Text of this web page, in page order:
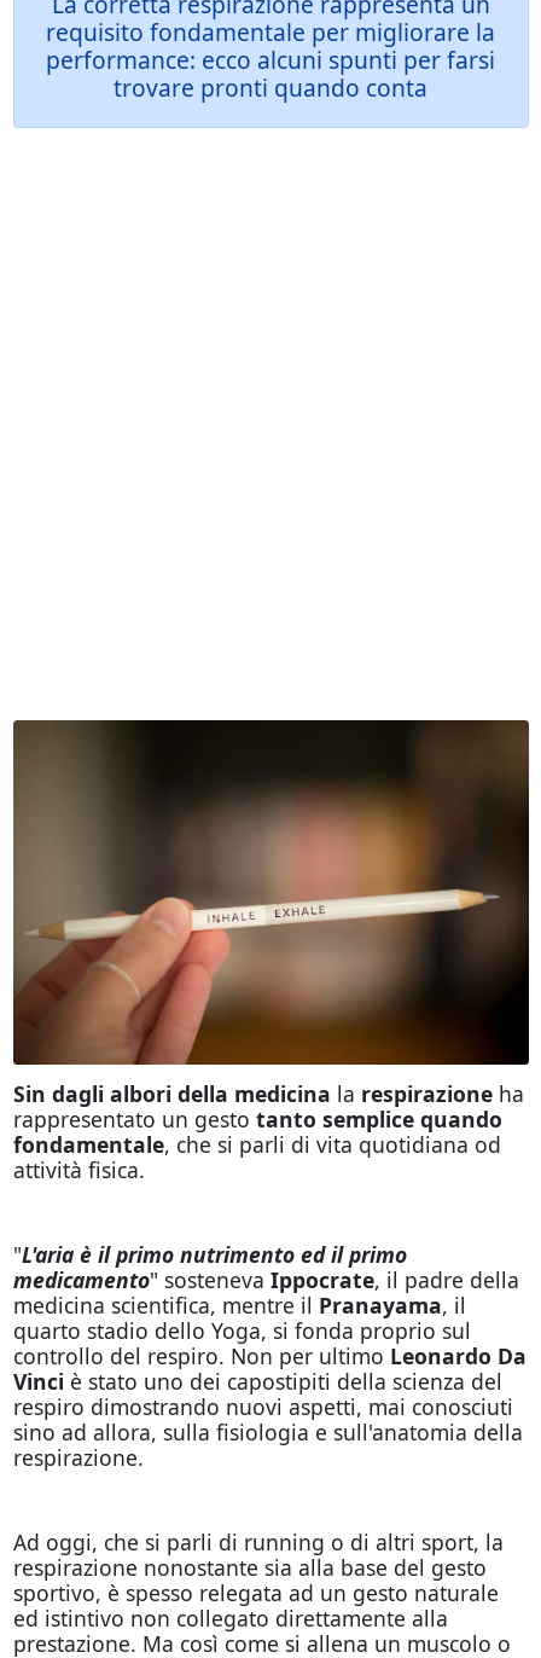
requisito fondamentale per migliorare la
performance: ecco alcuni spunti per farsi
trovare pronti quando conta
Sin dagli albori della medicina la respirazioneha
rappresentato un gesto tanto semplice quando
fondamentale, che si parli di vita quotidiana od
attività fisica.
"L'aria è il primo nutrimento ed il primo
medicamento" sosteneva Ippocrate, il padre della
medicina scientifica, mentre il Pranayama, il
quarto stadio dello Yoga, si fonda proprio sul
controllo del respiro. Non per ultimo Leonardo Da
Vinci è stato uno dei capostipiti della scienza del
respiro dimostrando nuovi aspetti, mai conosciuti
sino ad allora, sulla fisiologia e sull'anatomia della
respirazione.
Ad oggi, che si parli di running o di altri sport, la
respirazione nonostante sia alla base del gesto
sportivo, è spesso relegata ad un gesto naturale
ed istintivo non collegato direttamente alla
prestazione. Ma così come si allena un muscolo o